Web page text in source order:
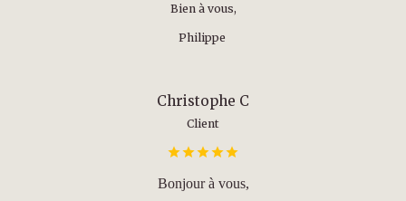
Bien à vous,
Philippe
Christophe C
Client
Bonjour à vous,